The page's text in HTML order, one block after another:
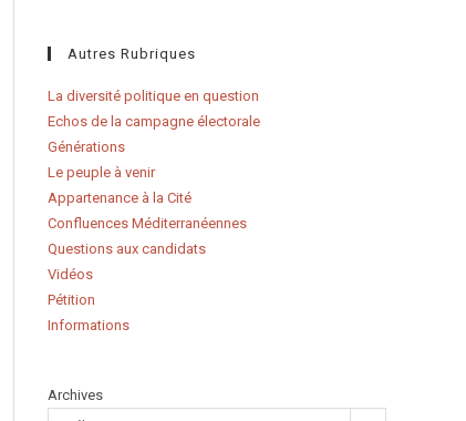
Autres Rubriques
La diversité politique en question
Echos de la campagne électorale
Générations
Le peuple à venir
Appartenance à la Cité
Confluences Méditerranéennes
Questions aux candidats
Vidéos
Pétition
Informations
Archives